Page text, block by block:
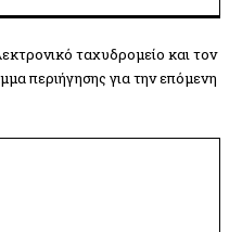
ταχυδρομείο και τον
περιήγησης για την επόμενη